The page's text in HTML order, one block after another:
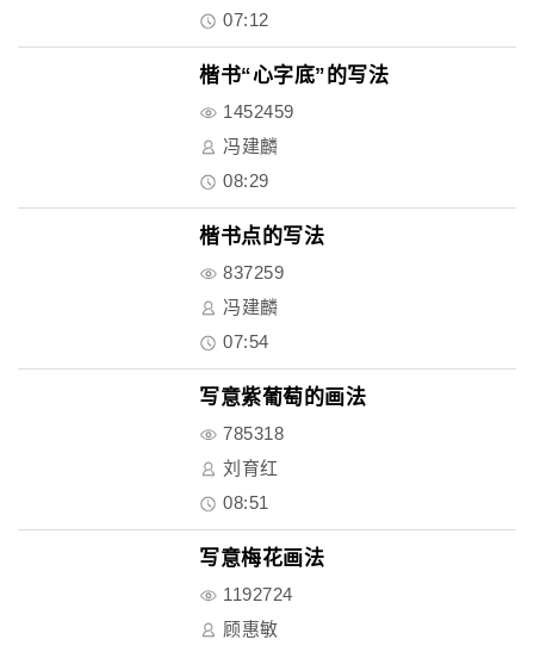
07:12
楷书“心字底”的写法
1452459
冯建麟
08:29
楷书点的写法
837259
冯建麟
07:54
写意紫葡萄的画法
785318
刘育红
08:51
写意梅花画法
1192724
顾惠敏